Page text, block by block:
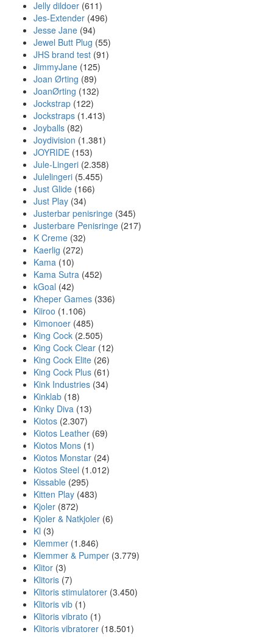
Jelly dildoer (611)
Jes-Extender (496)
Jesse Jane (94)
Jewel Butt Plug (55)
JHS brand test (91)
JimmyJane (125)
Joan Ørting (89)
JoanØrting (132)
Jockstrap (122)
Jockstraps (1.413)
Joyballs (82)
Joydivision (1.381)
JOYRIDE (153)
Jule-Lingeri (2.358)
Julelingeri (5.455)
Just Glide (166)
Just Play (34)
Justerbar penisringe (345)
Justerbare Penisringe (217)
K Creme (32)
Kaerlig (272)
Kama (10)
Kama Sutra (452)
kGoal (42)
Kheper Games (336)
Kiiroo (1.106)
Kimonoer (485)
King Cock (2.505)
King Cock Clear (12)
King Cock Elite (26)
King Cock Plus (61)
Kink Industries (34)
Kinklab (18)
Kinky Diva (13)
Kiotos (2.307)
Kiotos Leather (69)
Kiotos Mons (1)
Kiotos Monstar (24)
Kiotos Steel (1.012)
Kissable (295)
Kitten Play (483)
Kjoler (872)
Kjoler & Natkjoler (6)
Kl (3)
Klemmer (1.846)
Klemmer & Pumper (3.779)
Klitor (3)
Klitoris (7)
Klitoris stimulatorer (3.450)
Klitoris vib (1)
Klitoris vibrato (1)
Klitoris vibratorer (18.501)